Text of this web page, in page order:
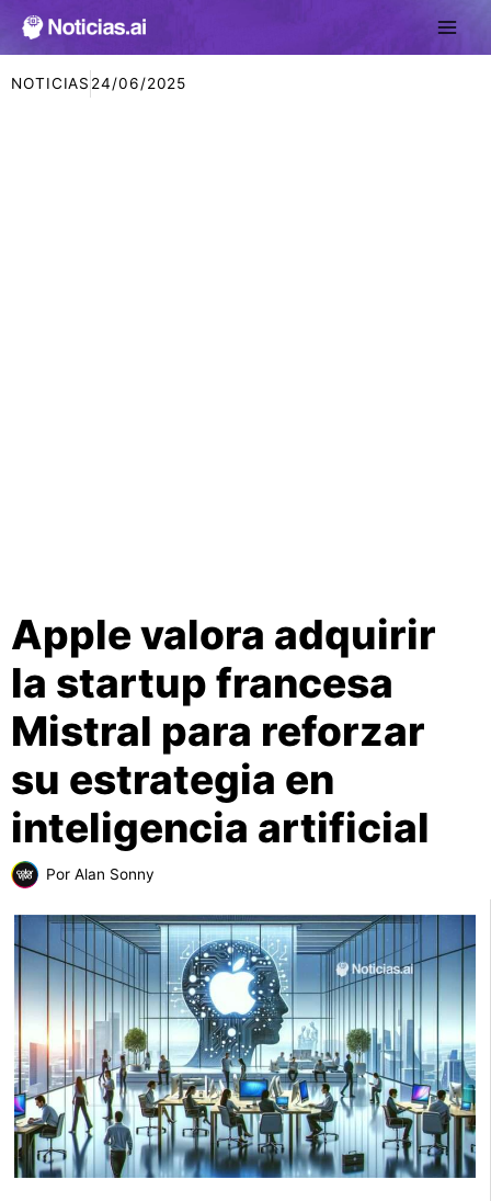
NOTICIAS 24/06/2025
Apple valora adquirir
la startup francesa
Mistral para reforzar
su estrategia en
inteligencia artificial
Por Alan Sonny